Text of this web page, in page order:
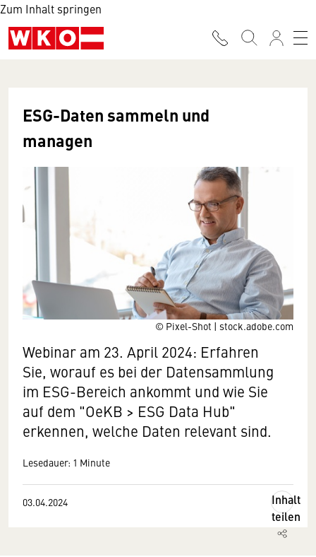
Zum Inhalt springen
© Pixel-Shot | stock.adobe.com
ESG-Daten sammeln und
managen
Webinar am 23. April 2024: Erfahren
Sie, worauf es bei der Datensammlung
im ESG-Bereich ankommt und wie Sie
auf dem "OeKB > ESG Data Hub"
erkennen, welche Daten relevant sind.
Lesedauer: 1 Minute
03.04.2024
Inhalt
teilen